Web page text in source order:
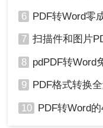
6 PDF转Word零成本
7 扫描件和图片PDF
8 pdPDF转Word免
9 PDF格式转换全解
10 PDF转Word的4种